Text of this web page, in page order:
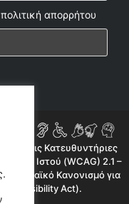
απορρήτου
με τις Κατευθυντήριες
Ιστού (WCAG) 2.1 –
Κανονισμό για
Accessibility Act).